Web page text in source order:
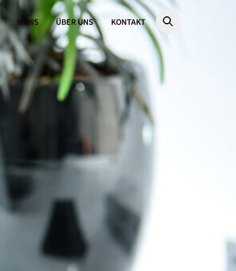
NEWS ÜBER UNS KONTAKT